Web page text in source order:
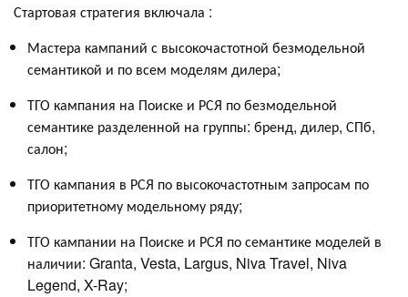
Стартовая стратегия включала :
Мастера кампаний с высокочастотной безмодельной
семантикой и по всем моделям дилера;
ТГО кампания на Поиске и РСЯ по безмодельной
семантике разделенной на группы: бренд, дилер, СПб,
салон;
ТГО кампания в РСЯ по высокочастотным запросам по
приоритетному модельному ряду;
ТГО кампании на Поиске и РСЯ по семантике моделей в
наличии: Granta, Vesta, Largus, Niva Travel, Niva
Legend, X-Ray;